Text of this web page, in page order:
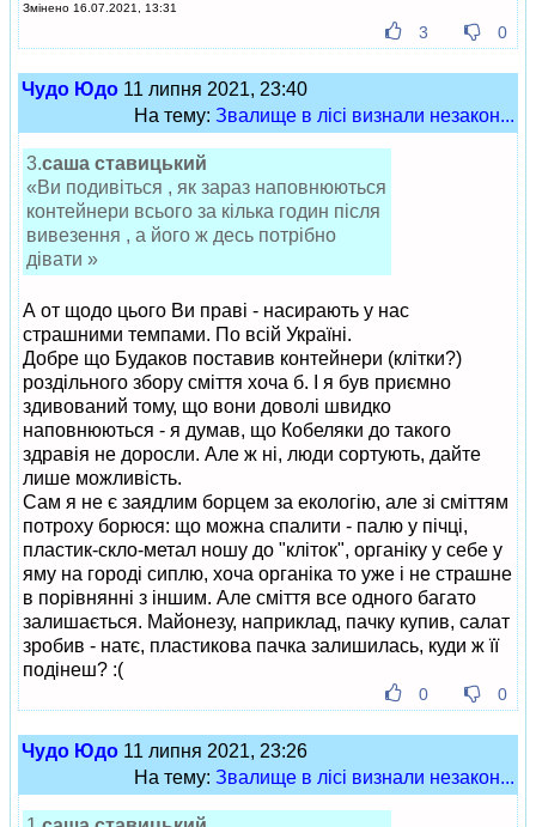
Змінено 16.07.2021, 13:31
3 0
Чудо Юдо 11 липня 2021, 23:40
На тему: Звалище в лісі визнали незакон...
3.саша ставицький
«Ви подивіться , як зараз наповнюються
контейнери всього за кілька годин після
вивезення , а його ж десь потрібно
дівати »
А от щодо цього Ви праві - насирають у нас
страшними темпами. По всій Україні.
Добре що Будаков поставив контейнери (клітки?)
роздільного збору сміття хоча б. І я був приємно
здивований тому, що вони доволі швидко
наповнюються - я думав, що Кобеляки до такого
здравія не доросли. Але ж ні, люди сортують, дайте
лише можливість.
Сам я не є заядлим борцем за екологію, але зі сміттям
потроху борюся: що можна спалити - палю у пічці,
пластик-скло-метал ношу до "кліток", органіку у себе у
яму на городі сиплю, хоча органіка то уже і не страшне
в порівнянні з іншим. Але сміття все одного багато
залишається. Майонезу, наприклад, пачку купив, салат
зробив - натє, пластикова пачка залишилась, куди ж її
подінеш? :(
0 0
Чудо Юдо 11 липня 2021, 23:26
На тему: Звалище в лісі визнали незакон...